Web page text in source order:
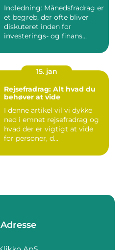
Indledning: Månedsfradrag er
et begreb, der ofte bliver
diskuteret inden for
investerings- og finans...
15. jan
Rejsefradrag: Alt hvad du
behøver at vide
I denne artikel vil vi dykke
ned i emnet rejsefradrag og
hvad der er vigtigt at vide
for personer, d...
Adresse